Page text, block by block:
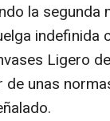
la segunda
indefinida
Ligero
unas